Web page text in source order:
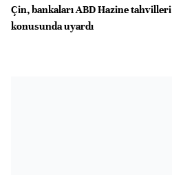
Çin, bankaları ABD Hazine tahvilleri
konusunda uyardı